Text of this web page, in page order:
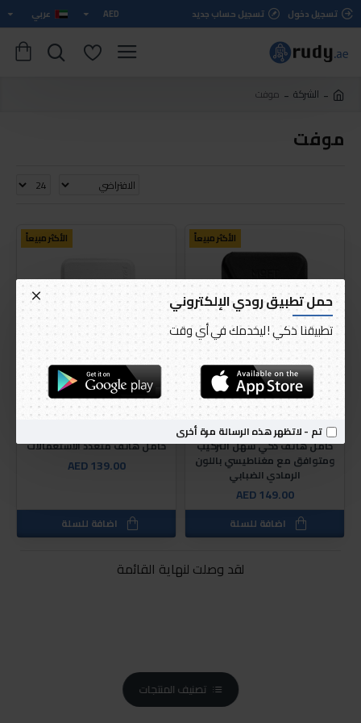
حمل تطبيق رودي الإلكتروني
تطبيقنا ذكي ! ليخدمك في أي وقت
تم - لاتظهر هذه الرسالة مرة أخرى
تسجيل دخول تسجيل حساب جديد AED عربي
الشركة موفت
موفت
الأكثر مبيعاً
MOFT
حامل هاتف ذكي سهل التركيب
ومتوافق مع مغناطيسي باللون
الرمادي الضبابي
AED 149.00
اضافة للسلة
الأكثر مبيعاً
MOFT
حامل هاتف متعدد الاستعمالات
AED 139.00
اضافة للسلة
لقد وصلت لنهاية القائمة
تصنيف المنتجات